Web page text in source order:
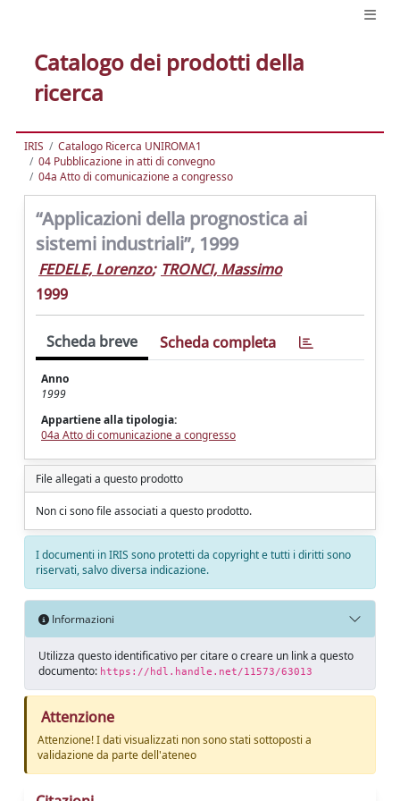
Catalogo dei prodotti della
ricerca
IRIS
Catalogo Ricerca UNIROMA1
04 Pubblicazione in atti di convegno
04a Atto di comunicazione a congresso
“Applicazioni della prognostica ai
sistemi industriali”, 1999
FEDELE, Lorenzo; TRONCI, Massimo
1999
Scheda breve Scheda completa
Anno
1999
Appartiene alla tipologia:
04a Atto di comunicazione a congresso
File allegati a questo prodotto
Non ci sono file associati a questo prodotto.
I documenti in IRIS sono protetti da copyright e tutti i diritti sono
riservati, salvo diversa indicazione.
Informazioni
Utilizza questo identificativo per citare o creare un link a questo
documento: https://hdl.handle.net/11573/63013
Attenzione
Attenzione! I dati visualizzati non sono stati sottoposti a
validazione da parte dell'ateneo